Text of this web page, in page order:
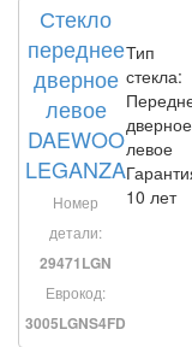
Стекло
переднее
дверное
левое
DAEWOO
LEGANZA
Номер
детали:
29471LGN
Еврокод:
3005LGNS4FD
Тип
стекла:
дверное
левое
10 лет